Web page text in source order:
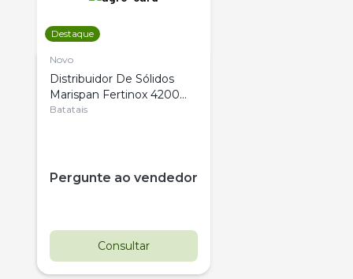
Destaque
Novo
Distribuidor De Sólidos
Marispan Fertinox 4200
Citrus
Batatais
Pergunte ao vendedor
Consultar